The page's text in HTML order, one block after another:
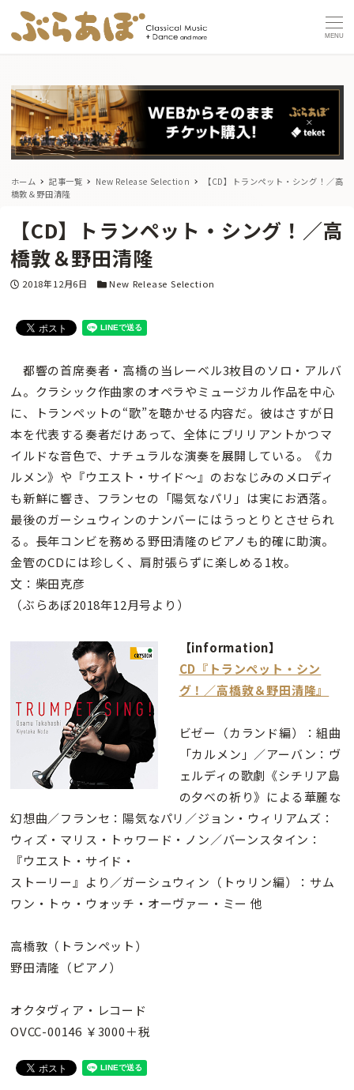
MENU
ホーム 記事一覧 New Release Selection
【CD】トランペット・シング！／高
橋敦＆野田清隆
【CD】トランペット・シング！／高
橋敦＆野田清隆
投稿日
2018年12月6日 カテゴリー
New Release Selection
都響の首席奏者・高橋の当レーベル3枚目のソロ・アルバ
ム。クラシック作曲家のオペラやミュージカル作品を中心
に、トランペットの“歌”を聴かせる内容だ。彼はさすが日
本を代表する奏者だけあって、全体にブリリアントかつマ
イルドな音色で、ナチュラルな演奏を展開している。《カ
ルメン》や『ウエスト・サイド〜』のおなじみのメロディ
も新鮮に響き、フランセの「陽気なパリ」は実にお洒落。
最後のガーシュウィンのナンバーにはうっとりとさせられ
る。長年コンビを務める野田清隆のピアノも的確に助演。
金管のCDには珍しく、肩肘張らずに楽しめる1枚。
文：柴田克彦
（ぶらあぼ2018年12月号より）
【information】
CD『トランペット・シン
グ！／高橋敦＆野田清隆』
ビゼー（カランド編）：組曲
「カルメン」／アーバン：ヴ
ェルディの歌劇《シチリア島
の夕べの祈り》による華麗な
幻想曲／フランセ：陽気なパリ／ジョン・ウィリアムズ：
ウィズ・マリス・トゥワード・ノン／バーンスタイン：
『ウエスト・サイド・
ストーリー』より／ガーシュウィン（トゥリン編）：サム
ワン・トゥ・ウォッチ・オーヴァー・ミー 他
高橋敦（トランペット）
野田清隆（ピアノ）
オクタヴィア・レコード
OVCC-00146 ￥3000＋税